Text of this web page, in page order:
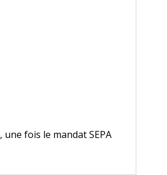
fois le mandat SEPA